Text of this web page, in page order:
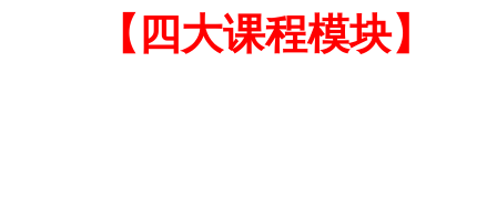
【四大课程模块】